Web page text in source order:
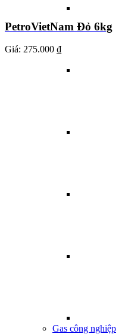
Gas công nghiệp
PetroVietNam Đỏ 6kg
Giá: 275.000 ₫